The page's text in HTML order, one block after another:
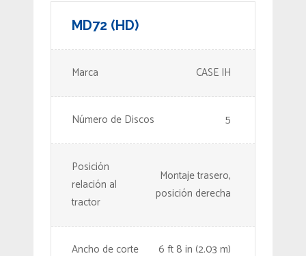
MD72 (HD)
Marca CASE IH
Número de Discos 5
Posición
relación al
tractor
Montaje trasero,
posición derecha
Ancho de corte 6 ft 8 in (2.03 m)